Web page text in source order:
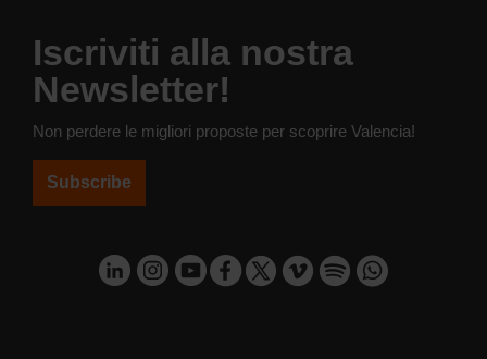
Iscriviti alla nostra
Newsletter!
Non perdere le migliori proposte per scoprire Valencia!
Subscribe